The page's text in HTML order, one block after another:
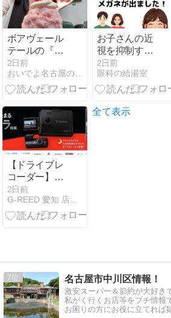
ボアヴェール
テールの『か
き氷』【上前
津】
2日前
おいでよ名古屋の食べ歩きログ
お子さんの近
視を抑制する
メガネが出ま
した！
2日前
眼科の給湯室
【ドライブレ
コーダー】暗
視カメラ搭
載！ユピテル
ZNV-80 発売
2日前
G-REED 愛知 店長ブログ
全て表示
7 名古屋市中川区情報！
激安スーパー＆節約が大好き
私がく行くお店等をプチ情報
お困りの方にお役に立てれば